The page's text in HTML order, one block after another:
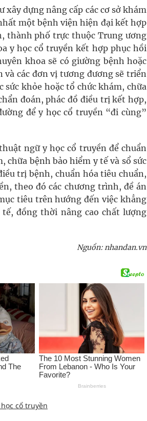
dựng nâng cấp các cơ sở khám
một bệnh viện hiện đại kết hợp
thành phố trực thuộc Trung ương
y học cổ truyền kết hợp phục hồi
khoa sẽ có giường bệnh hoặc
các đơn vị tương đương sẽ triển
khỏe hoặc tổ chức khám, chữa
đoán, phác đồ điều trị kết hợp,
để y học cổ truyền “đi cùng”
ngữ y học cổ truyền để chuẩn
bệnh bảo hiểm y tế và sổ sức
trị bệnh, chuẩn hóa tiêu chuẩn,
theo đó các chương trình, đề án
tiêu trên hướng đến việc khẳng
đồng thời nâng cao chất lượng
Nguồn: nhandan.vn
cổ truyền